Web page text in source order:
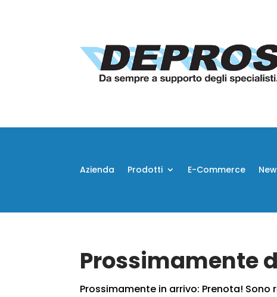
Azienda Prodotti E-Commerce
Prossimamente
Prossimamente in arrivo: Prenota!